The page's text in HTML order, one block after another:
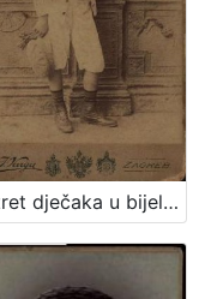
Portret dječaka u bijelom odijelu / G. & I.Varga